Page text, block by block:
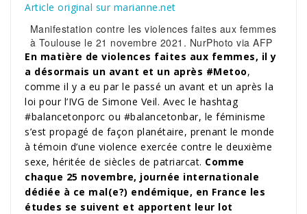
Article original sur marianne.net
Manifestation contre les violences faites aux femmes
à Toulouse le 21 novembre 2021. NurPhoto via AFP
En matière de violences faites aux femmes, il y
a désormais un avant et un après #Metoo,
comme il y a eu par le passé un avant et un après la
loi pour l’IVG de Simone Veil. Avec le hashtag
#balancetonporc ou #balancetonbar, le féminisme
s’est propagé de façon planétaire, prenant le monde
à témoin d’une violence exercée contre le deuxième
sexe, héritée de siècles de patriarcat. Comme
chaque 25 novembre, journée internationale
dédiée à ce mal(e?) endémique, en France les
études se suivent et apportent leur lot